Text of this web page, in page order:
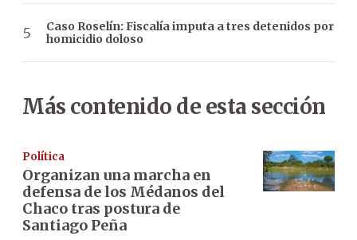
Caso Roselín: Fiscalía imputa a tres detenidos por
homicidio doloso
Más contenido de esta sección
Política
Organizan una marcha en
defensa de los Médanos del
Chaco tras postura de
Santiago Peña